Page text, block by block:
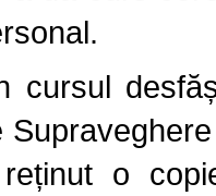
cursul
o